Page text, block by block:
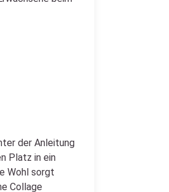
der Anleitung
Platz in ein
Wohl sorgt
Collage